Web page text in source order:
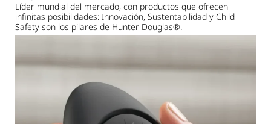
Líder mundial del mercado, con productos que ofrecen
infinitas posibilidades: Innovación, Sustentabilidad y Child
Safety son los pilares de Hunter Douglas®.